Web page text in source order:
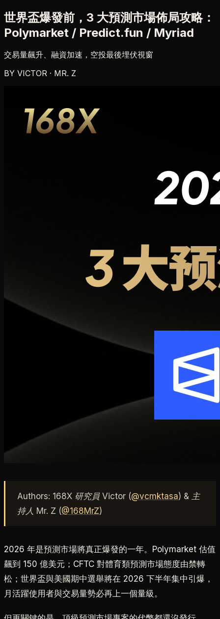
世界盃爆發前，3 大預測市場佈局攻略：
Polymarket / Predict.fun / Myriad
交易量飆升、融資加速，空投最後埋伏視窗
BY VICTOR · MR. Z
Authors: 168X 研究員 Victor (@vcmktasa) & 主
持人 Mr. Z (@168MrZ)
2026 年是預測市場將真正爆發的一年。Polymarket 估值
飆到 150 億美元；CFTC 對體育類預測市場態度由禁轉
松；世界盃與美國期中選舉將在 2026 下半年集中引爆，
月活躍使用者與交易量勢必再上一個量級。